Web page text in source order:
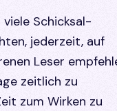
Schicksal-
jederzeit, auf
Leser
zeitlich zu
zum Wirken zu